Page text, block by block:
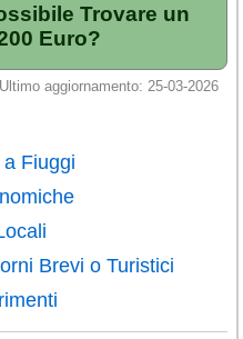
Trovare un
Euro?
Ultimo aggiornamento: 25-03-2026
Fiuggi
Brevi o Turistici